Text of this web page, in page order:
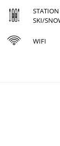
SKI/
WIFI